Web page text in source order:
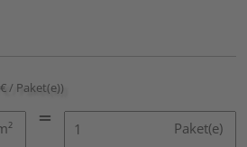
/ Paket(e))
Paket(e)